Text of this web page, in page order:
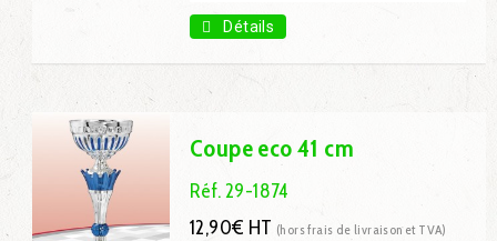
Coupe 29 cm : 9,00€ H.T.
Coupe 34 cm : 10,80€ H.T.
Coupe 41 cm : 17,20€ H.T.
Détails
Coupe eco 41 cm
Réf. 29-1874
12,90€ HT (hors frais de livraison et TVA)